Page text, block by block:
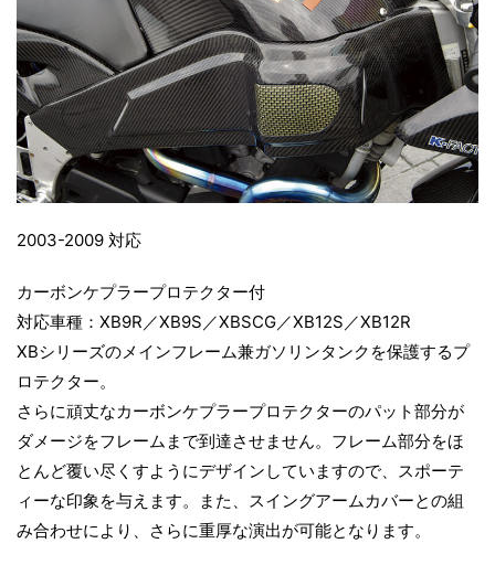
2003-2009 対応
カーボンケプラープロテクター付
対応車種：XB9R／XB9S／XBSCG／XB12S／XB12R
XBシリーズのメインフレーム兼ガソリンタンクを保護するプ
ロテクター。
さらに頑丈なカーボンケプラープロテクターのパット部分が
ダメージをフレームまで到達させません。フレーム部分をほ
とんど覆い尽くすようにデザインしていますので、スポーテ
ィーな印象を与えます。また、スイングアームカバーとの組
み合わせにより、さらに重厚な演出が可能となります。